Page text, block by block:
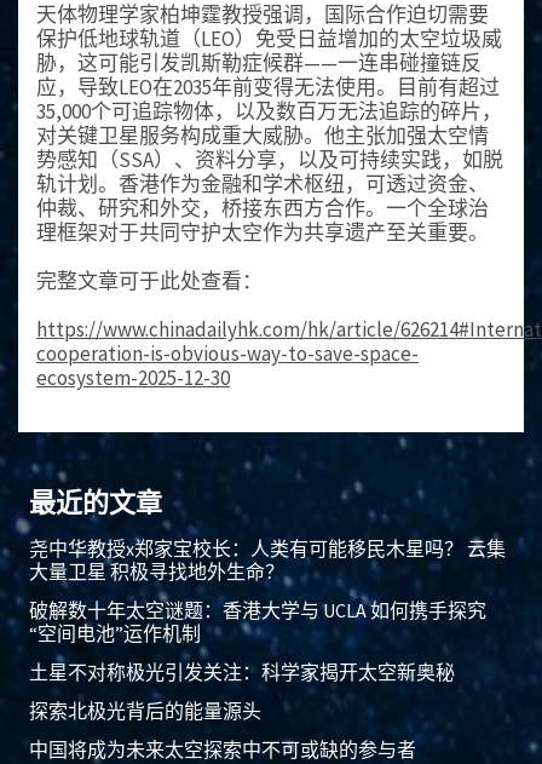
天体物理学家柏坤霆教授强调，国际合作迫切需要
保护低地球轨道（LEO）免受日益增加的太空垃圾威
胁，这可能引发凯斯勒症候群——一连串碰撞链反
应，导致LEO在2035年前变得无法使用。目前有超过
35,000个可追踪物体，以及数百万无法追踪的碎片，
对关键卫星服务构成重大威胁。他主张加强太空情
势感知（SSA）、资料分享，以及可持续实践，如脱
轨计划。香港作为金融和学术枢纽，可透过资金、
仲裁、研究和外交，桥接东西方合作。一个全球治
理框架对于共同守护太空作为共享遗产至关重要。
完整文章可于此处查看：
https://www.chinadailyhk.com/hk/article/
cooperation-is-obvious-way-to-save-space-
ecosystem-2025-12-30
最近的文章
尧中华教授x郑家宝校长：人类有可能移民木星吗？ 云集
大量卫星 积极寻找地外生命？
破解数十年太空谜题：香港大学与 UCLA 如何携手探究
“空间电池”运作机制
土星不对称极光引发关注：科学家揭开太空新奥秘
探索北极光背后的能量源头
中国将成为未来太空探索中不可或缺的参与者